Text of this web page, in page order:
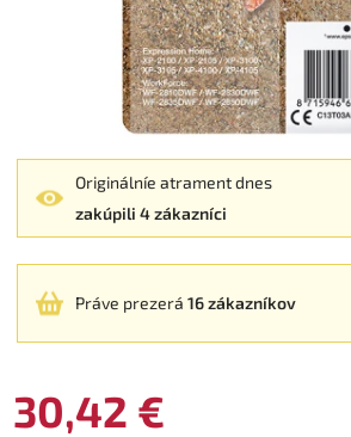
Originálníe atrament dnes
zakúpili 4 zákazníci
Práve prezerá 16 zákazníkov
30,42 €